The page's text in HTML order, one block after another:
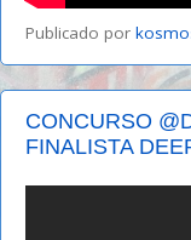
Publicado por
CONCURSO
FINALISTA